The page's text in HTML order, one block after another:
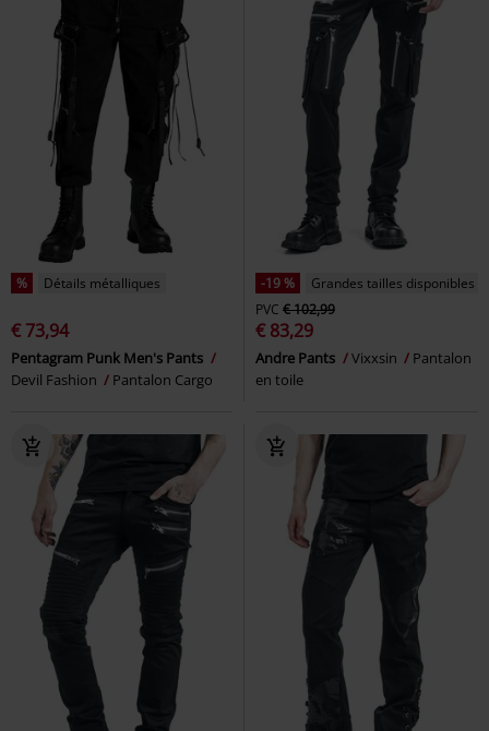
% Détails métalliques
€ 73,94
Pentagram Punk Men's Pants
Devil Fashion
Pantalon Cargo
-19 %
Grandes tailles disponibles
PVC € 102,99
€ 83,29
Andre Pants Vixxsin
Pantalon
en toile